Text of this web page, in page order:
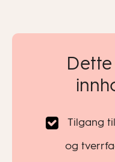
Tilgang
og